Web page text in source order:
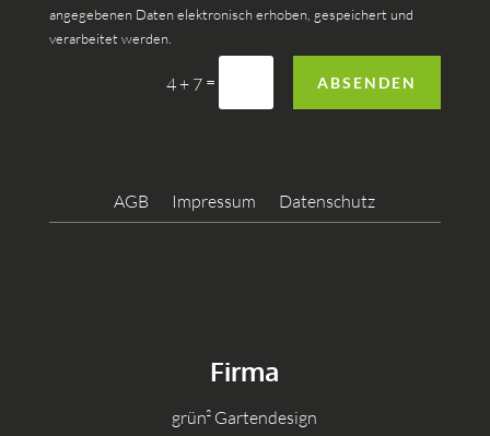
angegebenen Daten elektronisch erhoben, gespeichert und
verarbeitet werden.
4 + 7 = ABSENDEN
AGB Impressum Datenschutz
Firma
grün² Gartendesign